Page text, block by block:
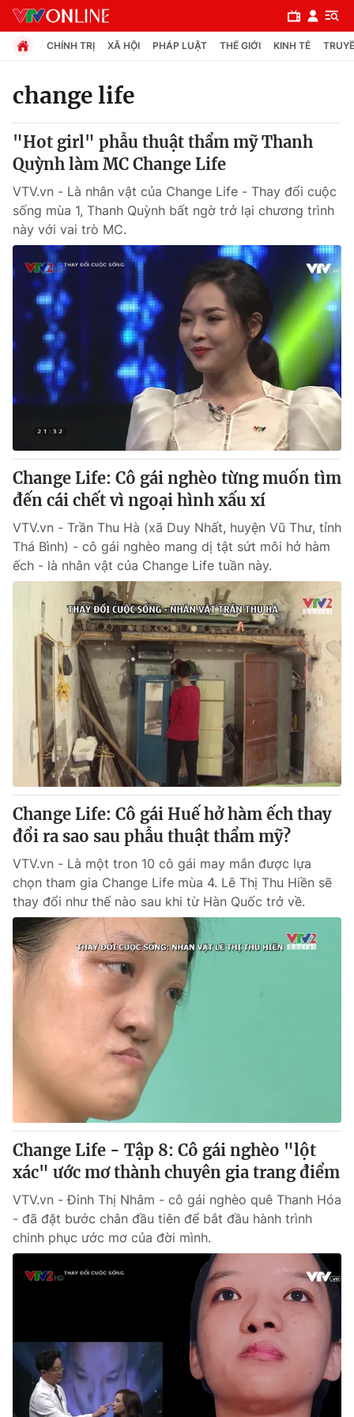
Chuyên mục
Chính trị
Xã hội
Pháp luật
Y tế
Thế giới
Tin tức
Thế giới đó đây
Câu chuyện quốc tế
Kinh tế
Thị trường
Góc doanh nghiệp
Dữ liệu và đời sống
Truyền hình
Hậu trường
Nhân vật
Khán giả
Giải sao mai
Giải trí
Điện ảnh
Đời sống
Du lịch
Làm đẹp
Chất lượng cuộc sống
Giáo dục
Tuyển sinh
Học trực tuyến
Công nghệ
Hitech Công nghệ tương lai
Sản phẩm
Thị trường
Tư vấn
Giao lưu trực tuyến
Lịch phát sóng
Chuyên mục khác
Emagazine Podcast
Photo Infographic
Video Shorts video
VTV Money VTV Thể thao
Bất động sản
Thị trường 24h
VTV4
VTV9 VTV8
Liên hệ tòa soạn English
Theo dõi báo trên
Cơ quan chủ quản:Đài Truyền hình Việt Nam
Cơ quan báo chí:Thời báo VTV
CHÍNH TRỊ XÃ HỘI PHÁP LUẬT THẾ GIỚI KINH TẾ
change life
"Hot girl" phẫu thuật thẩm mỹ Thanh
Quỳnh làm MC Change Life
VTV.vn - Là nhân vật của Change Life - Thay đổi cuộc
sống mùa 1, Thanh Quỳnh bất ngờ trở lại chương trình
này với vai trò MC.
Change Life: Cô gái nghèo từng muốn tìm
đến cái chết vì ngoại hình xấu xí
VTV.vn - Trần Thu Hà (xã Duy Nhất, huyện Vũ Thư, tỉnh
Thá Bình) - cô gái nghèo mang dị tật sứt môi hở hàm
ếch - là nhân vật của Change Life tuần này.
Change Life: Cô gái Huế hở hàm ếch thay
đổi ra sao sau phẫu thuật thẩm mỹ?
VTV.vn - Là một tron 10 cô gái may mắn được lựa
chọn tham gia Change Life mùa 4. Lê Thị Thu Hiền sẽ
thay đổi như thế nào sau khi từ Hàn Quốc trở về.
Change Life - Tập 8: Cô gái nghèo "lột
xác" ước mơ thành chuyên gia trang điểm
VTV.vn - Đinh Thị Nhâm - cô gái nghèo quê Thanh Hóa
- đã đặt bước chân đầu tiên để bắt đầu hành trình
chinh phục ước mơ của đời mình.